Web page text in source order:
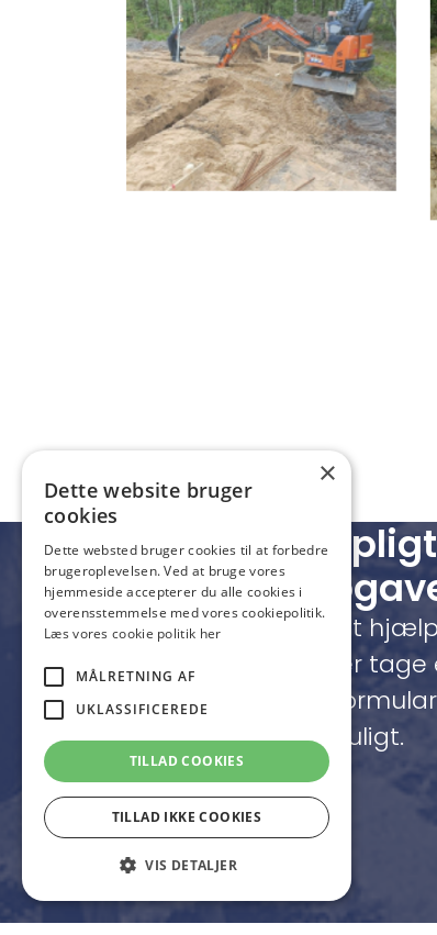
Få et
på din
Vi står klar til at
spørgsmål eller tage
idéer. Udfyld
dig hurtigst muligt.
×
Dette website bruger
cookies
Dette websted bruger cookies til at forbedre
brugeroplevelsen. Ved at bruge vores
hjemmeside accepterer du alle cookies i
overensstemmelse med vores cookiepolitik.
Læs vores cookie politik her
MÅLRETNING AF
UKLASSIFICEREDE
TILLAD COOKIES
TILLAD IKKE COOKIES
VIS DETALJER